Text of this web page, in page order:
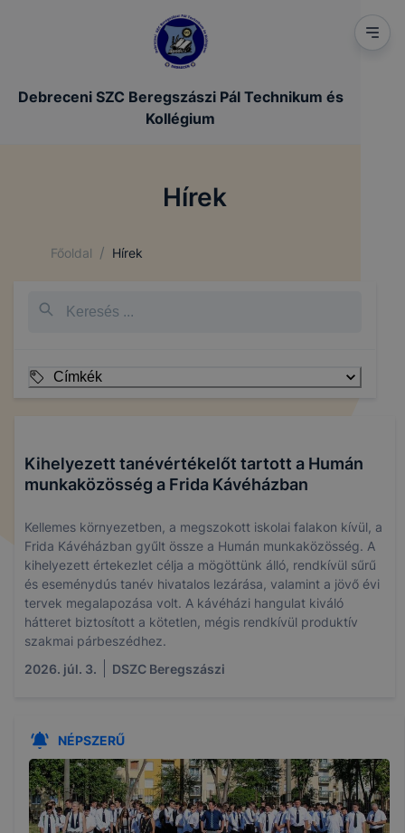
Debreceni SZC Beregszászi Pál Technikum és
Kollégium
Hírek
Főoldal / Hírek
Címkék
Kihelyezett tanévértékelőt tartott a Humán
munkaközösség a Frida Kávéházban
Kellemes környezetben, a megszokott iskolai falakon kívül, a
Frida Kávéházban gyűlt össze a Humán munkaközösség. A
kihelyezett értekezlet célja a mögöttünk álló, rendkívül sűrű
és eseménydús tanév hivatalos lezárása, valamint a jövő évi
tervek megalapozása volt. A kávéházi hangulat kiváló
hátteret biztosított a kötetlen, mégis rendkívül produktív
szakmai párbeszédhez.
2026. júl. 3.
DSZC Beregszászi
NÉPSZERŰ